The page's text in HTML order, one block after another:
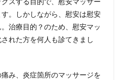
。しかしながら、慰安は慰安
治療目的？のため、慰安マッ
れた方を何人も診てきまし
み、炎症箇所のマッサージを